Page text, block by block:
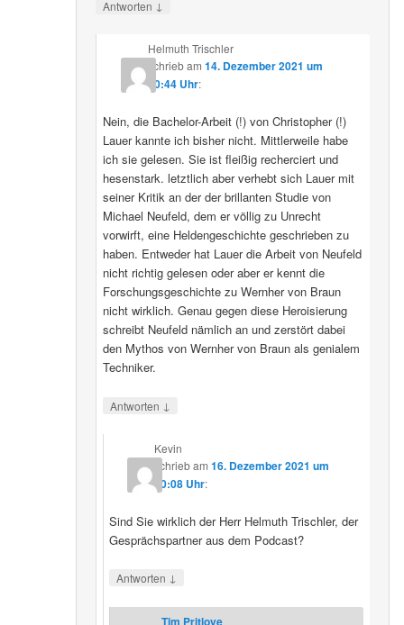
Antworten ↓
Helmuth Trischler
schriebam 14. Dezember 2021 um
20:44 Uhr:
Nein, die Bachelor-Arbeit (!) von Christopher (!)
Lauer kannte ich bisher nicht. Mittlerweile habe
ich sie gelesen. Sie ist fleißig recherciert und
hesenstark. letztlich aber verhebt sich Lauer mit
seiner Kritik an der der brillanten Studie von
Michael Neufeld, dem er völlig zu Unrecht
vorwirft, eine Heldengeschichte geschrieben zu
haben. Entweder hat Lauer die Arbeit von Neufeld
nicht richtig gelesen oder aber er kennt die
Forschungsgeschichte zu Wernher von Braun
nicht wirklich. Genau gegen diese Heroisierung
schreibt Neufeld nämlich an und zerstört dabei
den Mythos von Wernher von Braun als genialem
Techniker.
Antworten ↓
Kevin
schriebam16. Dezember 2021 um
20:08 Uhr:
Sind Sie wirklich der Herr Helmuth Trischler, der
Gesprächspartner aus dem Podcast?
Antworten ↓
Tim Pritlove